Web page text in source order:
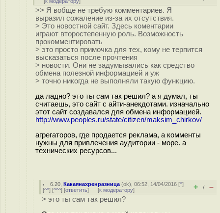
>> Я вобще не требую комментариев. Я
выразил сожаление из-за их отсутствия.
> Это новостной сайт. Здесь коментарии
играют второстепенную роль. Возможность
прокомментировать
> это просто примочка для тех, кому не терпится
высказаться после прочтения
> новости. Они не задумывались как средство
обмена полезной информацией и уж
> точно никогда не выполняли такую функцию.
да ладно? это ты сам так решил? а я думал, ты
считаешь, это сайт с айти-анекдотами. изначально
этот сайт создавался для обмена информацией.
http://www.peoples.ru/state/citizen/maksim_chirkov/
агрегаторов, где продается реклама, а комменты
нужны для привлечения аудитории - море. а
технических ресурсов...
6.20 ,Какаянахренразница (ok), 06:52, 14/04/2016 [^]
[^^] [^^^] [ответить] [к модератору] + / –
> это ты сам так решил?